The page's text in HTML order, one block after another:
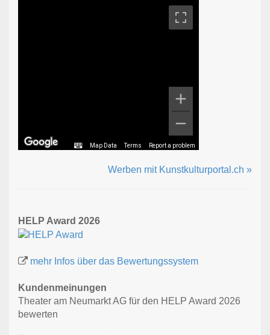
Map Data Terms Report a problem
Werben mit Kunstkulturportal.ch »
HELP Award 2026
mehr Infos über das Bewertungssystem
Kundenmeinungen
Theater am Neumarkt AG für den HELP Award 2026
bewerten